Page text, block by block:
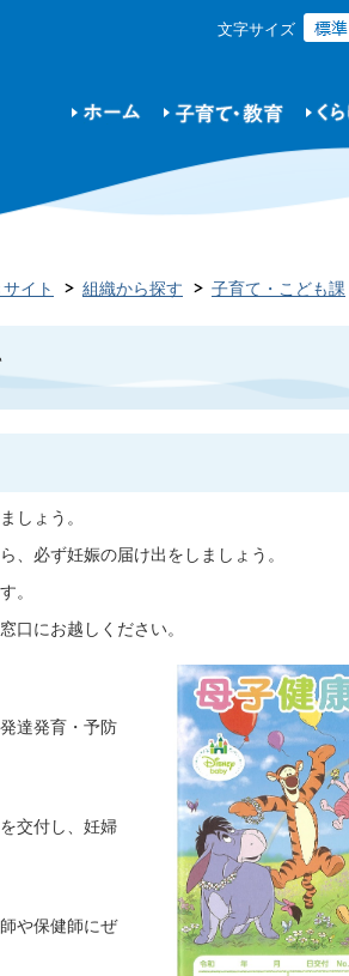
文字サイズ
イト 組織から探す 子育て・こども課
しょう。
、必ず妊娠の届け出をしましょう。
。
口にお越しください。
達発育・予防
交付し、妊婦
や保健師にぜ